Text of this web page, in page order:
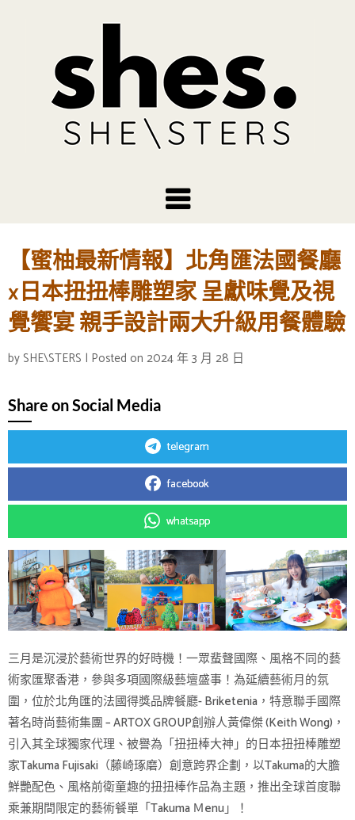
【蜜柚最新情報】北角匯法國餐廳
x日本扭扭棒雕塑家 呈獻味覺及視
覺饗宴 親手設計兩大升級用餐體驗
by SHE\STERS | Posted on 2024 年 3 月 28 日
Share on Social Media
telegram
facebook
whatsapp
三月是沉浸於藝術世界的好時機！一眾蜚聲國際、風格不同的藝
術家匯聚香港，參與多項國際級藝壇盛事！為延續藝術月的氛
圍，位於北角匯的法國得獎品牌餐廳- Briketenia，特意聯手國際
著名時尚藝術集團 – ARTOX GROUP創辦人黃偉傑 (Keith Wong)，
引入其全球獨家代理、被譽為「扭扭棒大神」的日本扭扭棒雕塑
家Takuma Fujisaki（藤崎琢磨）創意跨界企劃，以Takuma的大膽
鮮艷配色、風格前衛童趣的扭扭棒作品為主題，推出全球首度聯
乘兼期間限定的藝術餐單「Takuma Ｍenu」！